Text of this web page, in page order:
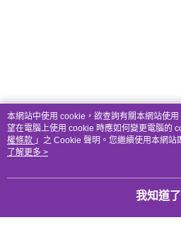
本網站中使用 cookie，欲查詢有關本網站使
望在電腦上使用 cookie 時應如何變更電腦的
權條款 」之 Cookie 聲明。您繼續使用本網
用條款之 Cookie 聲明使用 cookie。
了解更多 >
我知道了